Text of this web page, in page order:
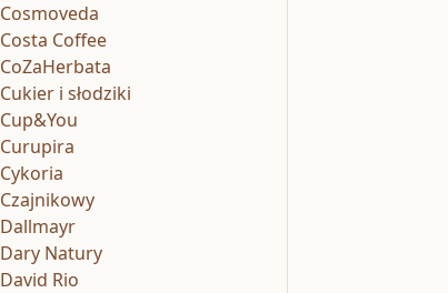
Cosmoveda
Costa Coffee
CoZaHerbata
Cukier i słodziki
Cup&You
Curupira
Cykoria
Czajnikowy
Dallmayr
Dary Natury
David Rio